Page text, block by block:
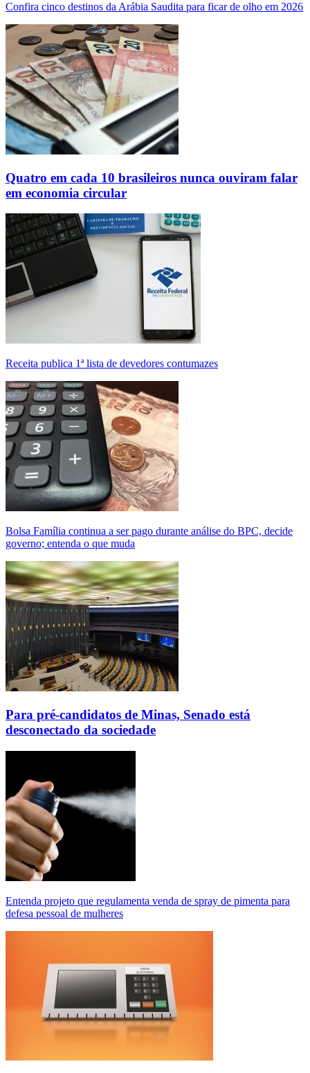
Confira cinco destinos da Arábia Saudita para ficar de olho em 2026
Quatro em cada 10 brasileiros nunca ouviram falar
em economia circular
Receita publica 1ª lista de devedores contumazes
Bolsa Família continua a ser pago durante análise do BPC, decide
governo; entenda o que muda
Para pré-candidatos de Minas, Senado está
desconectado da sociedade
Entenda projeto que regulamenta venda de spray de pimenta para
defesa pessoal de mulheres